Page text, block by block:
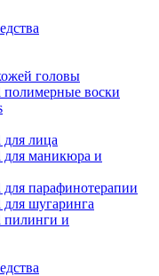
головы
воски
лица
для маникюра и
парафинотерапии
шугаринга
пилинги и